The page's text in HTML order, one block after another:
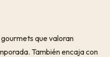
que valoran
También encaja con